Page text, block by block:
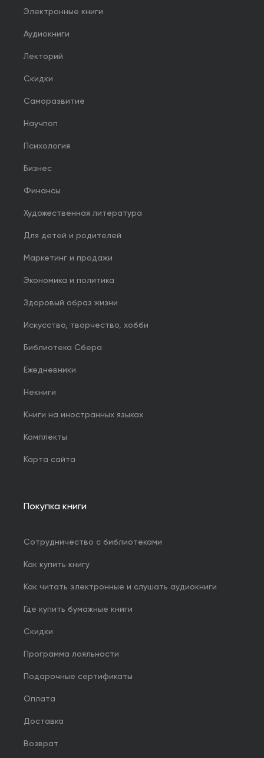
Электронные книги
Аудиокниги
Лекторий
Скидки
Саморазвитие
Научпоп
Психология
Бизнес
Финансы
Художественная литература
Для детей и родителей
Маркетинг и продажи
Экономика и политика
Здоровый образ жизни
Искусство, творчество, хобби
Библиотека Сбера
Ежедневники
Некниги
Книги на иностранных языках
Комплекты
Карта сайта
Покупка книги
Сотрудничество с библиотеками
Как купить книгу
Как читать электронные и слушать аудиокниги
Где купить бумажные книги
Скидки
Программа лояльности
Подарочные сертификаты
Оплата
Доставка
Возврат